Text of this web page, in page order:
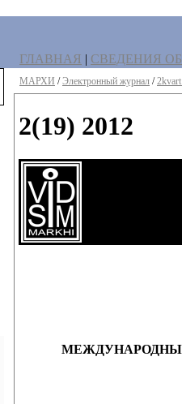
ГЛАВНАЯ | СВЕДЕНИЯ
МАРХИ /Электронный журнал /
2(19) 2012